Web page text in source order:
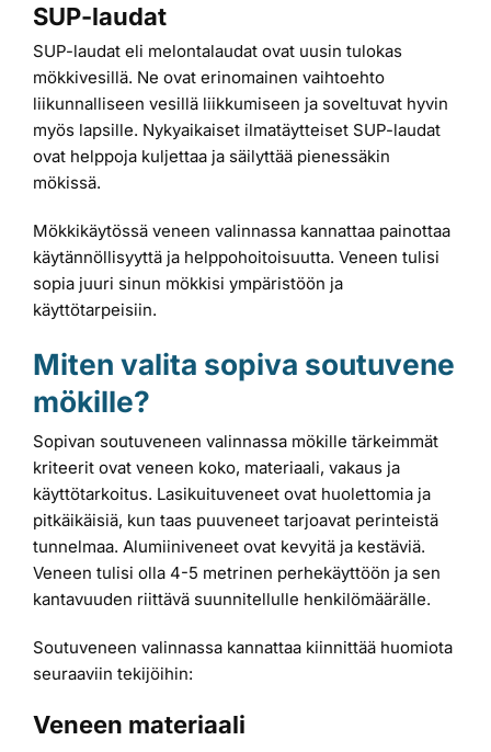
SUP-laudat
SUP-laudat eli melontalaudat ovat uusin tulokas
mökkivesillä. Ne ovat erinomainen vaihtoehto
liikunnalliseen vesillä liikkumiseen ja soveltuvat hyvin
myös lapsille. Nykyaikaiset ilmatäytteiset SUP-laudat
ovat helppoja kuljettaa ja säilyttää pienessäkin
mökissä.
Mökkikäytössä veneen valinnassa kannattaa painottaa
käytännöllisyyttä ja helppohoitoisuutta. Veneen tulisi
sopia juuri sinun mökkisi ympäristöön ja
käyttötarpeisiin.
Miten valita sopiva soutuvene
mökille?
Sopivan soutuveneen valinnassa mökille tärkeimmät
kriteerit ovat veneen koko, materiaali, vakaus ja
käyttötarkoitus. Lasikuituveneet ovat huolettomia ja
pitkäikäisiä, kun taas puuveneet tarjoavat perinteistä
tunnelmaa. Alumiiniveneet ovat kevyitä ja kestäviä.
Veneen tulisi olla 4-5 metrinen perhekäyttöön ja sen
kantavuuden riittävä suunnitellulle henkilömäärälle.
Soutuveneen valinnassa kannattaa kiinnittää huomiota
seuraaviin tekijöihin:
Veneen materiaali